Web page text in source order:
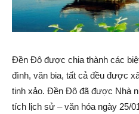
Đền Đô được chia thành các
đình, văn bia, tất cả đều được
tinh xảo. Đền Đô đã được Nhà
tích lịch sử – văn hóa ngày 25/